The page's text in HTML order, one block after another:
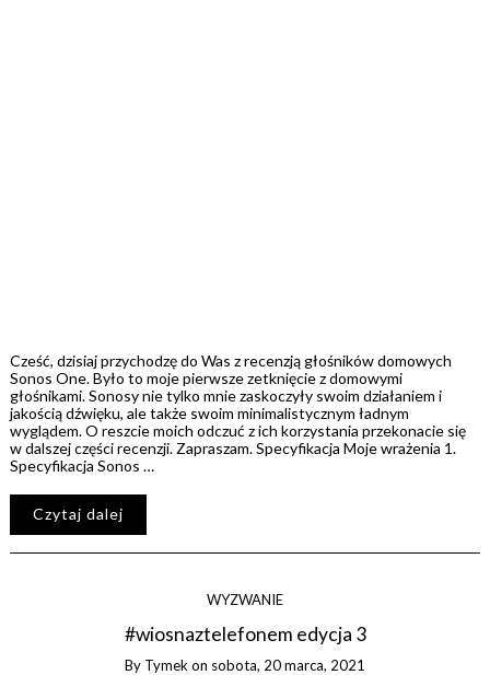
Cześć, dzisiaj przychodzę do Was z recenzją głośników domowych
Sonos One. Było to moje pierwsze zetknięcie z domowymi
głośnikami. Sonosy nie tylko mnie zaskoczyły swoim działaniem i
jakością dźwięku, ale także swoim minimalistycznym ładnym
wyglądem. O reszcie moich odczuć z ich korzystania przekonacie się
w dalszej części recenzji. Zapraszam. Specyfikacja Moje wrażenia 1.
Specyfikacja Sonos …
Czytaj dalej
WYZWANIE
#wiosnaztelefonem edycja 3
By Tymek on sobota, 20 marca, 2021